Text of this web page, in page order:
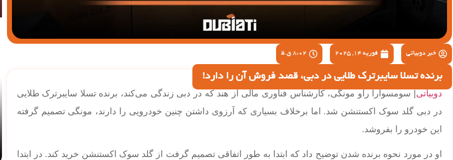
خبر دوبیاتی فوریه 14, 2025 8:02 ق.ظ
برنده تسلا سایبرترک طلایی در دبی، قصد فروش آن را دارد!
دوبیاتی | سومسوارا راو مونگی، کارشناس فناوری مالی از هند که در دبی زندگی می‌کند، برنده تسلا سایبرترک طلایی
در دبی گلد سوک اکستنشن شد. اما برخلاف بسیاری که آرزوی داشتن چنین خودرویی را دارند، مونگی تصمیم گرفته
این خودرو را بفروشد.
او در مورد نحوه برنده شدن توضیح داد که ابتدا به طور اتفاقی تصمیم گرفت از گلد سوک اکستنشن خرید کند. در ابتدا